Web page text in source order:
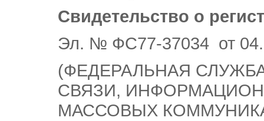
Свидетельство о
Эл. № ФС77-37034 от
(ФЕДЕРАЛЬНАЯ
СВЯЗИ,
МАССОВЫХ